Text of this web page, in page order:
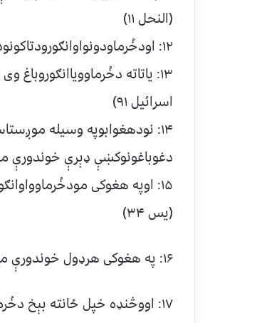
(النحل ۱۱)
۱۲: اودخُرماودونواوانګورودتاکونودمېووله شیروڅخه هم یوشی په تاسی څښو(النحل ۶۷)
۱۳: یاتاته
اسرائیل ۹۱)
۱۴: نودهغوابوپه وسیله
دغوباغونوکښې ډېرې خوندورې
۱۵: اوپه هغوکی
(یس ۳۴)
۱۶: په هغوکی هرډول خوندورې میوې اوخُرماوې اواناردی۔(الرحمن ۶۸)
۱۷: اووڅنډه خپل ځانته بېخ دخُرماچي راتوی کاندی پرتاخُرماپخې لندې تازه۔ (مریم 25)